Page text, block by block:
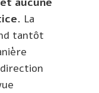
La
tantôt